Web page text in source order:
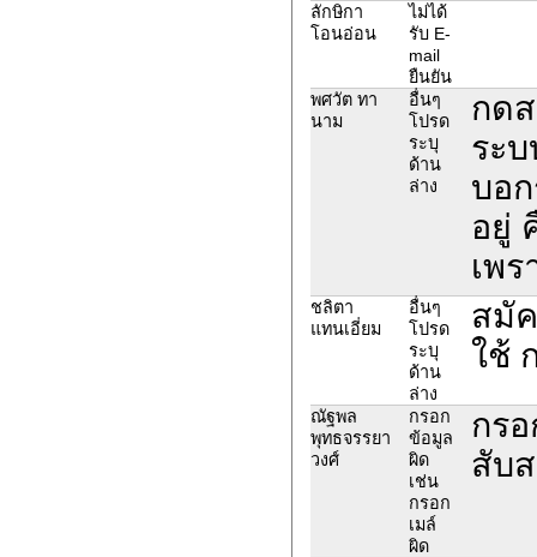
ลักษิกา
โอนอ่อน
ไม่ได้
รับ E-
mail
ยืนยัน
พศวัต ทา
นาม
อื่นๆ
โปรด
ระบุ
ด้าน
ล่าง
กด
ระ
บอ
อยู่
เพ
ชลิตา
แทนเอี่ยม
อื่นๆ
โปรด
ระบุ
ด้าน
ล่าง
สมั
ใช้
ณัฐพล
พุทธจรรยา
วงศ์
กรอก
ข้อมูล
ผิด
เช่น
กรอก
เมล์
ผิด
กร
สับ